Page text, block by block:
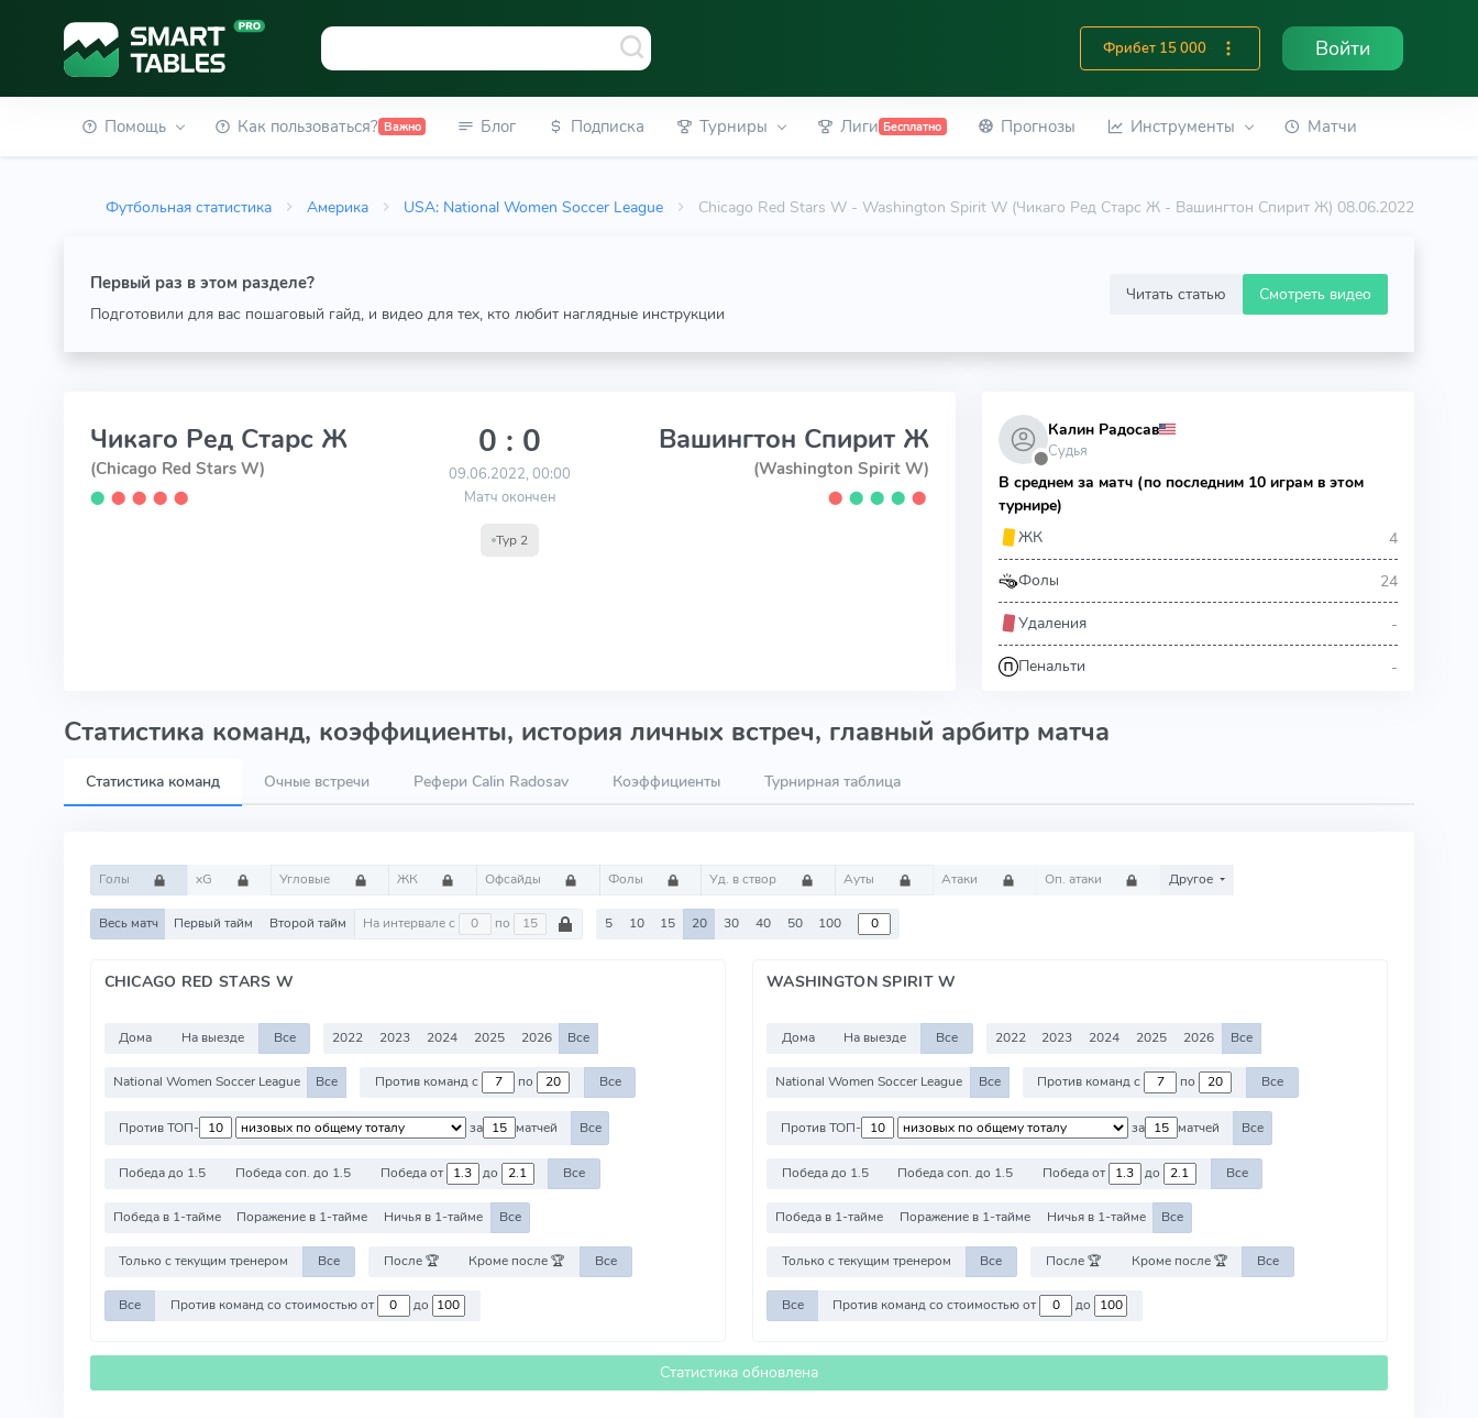
Фрибет 15 000 Войти
Помощь Как пользоваться? Важно Блог Подписка Турниры Лиги Бесплатно Прогнозы Инструменты Матчи
Футбольная статистика Америка USA: National Women Soccer League Chicago Red Stars W - Washington Spirit W (Чикаго Ред Старс Ж - Вашингтон Спирит Ж) 08.06.2022
Первый раз в этом разделе?
Подготовили для вас пошаговый гайд, и видео для тех, кто любит наглядные инструкции
Читать статью Смотреть видео
Чикаго Ред Старс Ж
(Chicago Red Stars W)
⬤ ⬤ ⬤ ⬤ ⬤
0 : 0
09.06.2022, 00:00
Матч окончен
Тур 2
Вашингтон Спирит Ж
(Washington Spirit W)
⬤ ⬤ ⬤ ⬤ ⬤
⬤
Калин Радосав
Судья
В среднем за матч (по последним 10 играм в этом
турнире)
ЖК
4
Фолы 24
Удаления -
Пенальти -
Статистика команд, коэффициенты, история личных встреч, главный арбитр матча
Статистика команд Очные встречи Рефери Calin Radosav Коэффициенты Турнирная таблица
Голы xG Угловые ЖК Офсайды Фолы Уд. в створ Ауты Атаки Оп. атаки Другое
Весь матч Первый тайм Второй тайм На интервале с по 5 10 15 20 30 40 50 100
CHICAGO RED STARS W
Дома На выезде Все 2022 2023 2024 2025 2026 Все
National Women Soccer League Все Против команд с по Все
Против ТОП- за матчей Все
Победа до 1.5 Победа соп. до 1.5 Победа от до Все
Победа в 1-тайме Поражение в 1-тайме Ничья в 1-тайме Все
Только с текущим тренером Все После 🏆 Кроме после 🏆 Все
Все Против команд со стоимостью от до
WASHINGTON SPIRIT W
Дома На выезде Все 2022 2023 2024 2025 2026 Все
National Women Soccer League Все Против команд с по Все
Против ТОП- за матчей Все
Победа до 1.5 Победа соп. до 1.5 Победа от до Все
Победа в 1-тайме Поражение в 1-тайме Ничья в 1-тайме Все
Только с текущим тренером Все После 🏆 Кроме после 🏆 Все
Все Против команд со стоимостью от до
Статистика обновлена